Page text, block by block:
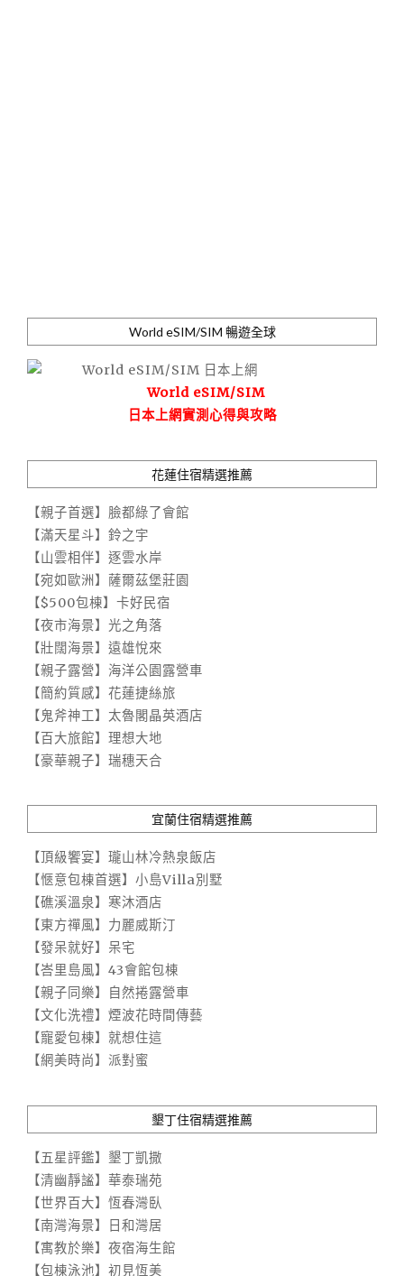
World eSIM/SIM 暢遊全球
World eSIM/SIM
日本上網實測心得與攻略
花蓮住宿精選推薦
【親子首選】臉都綠了會館
【滿天星斗】鈴之宇
【山雲相伴】逐雲水岸
【宛如歐洲】薩爾茲堡莊園
【$500包棟】卡好民宿
【夜市海景】光之角落
【壯闊海景】遠雄悅來
【親子露營】海洋公園露營車
【簡約質感】花蓮捷絲旅
【鬼斧神工】太魯閣晶英酒店
【百大旅館】理想大地
【豪華親子】瑞穗天合
宜蘭住宿精選推薦
【頂級饗宴】瓏山林冷熱泉飯店
【愜意包棟首選】小島Villa別墅
【礁溪溫泉】寒沐酒店
【東方禪風】力麗威斯汀
【發呆就好】呆宅
【峇里島風】43會館包棟
【親子同樂】自然捲露營車
【文化洗禮】煙波花時間傳藝
【寵愛包棟】就想住這
【網美時尚】派對蜜
墾丁住宿精選推薦
【五星評鑑】墾丁凱撒
【清幽靜謐】華泰瑞苑
【世界百大】恆春灣臥
【南灣海景】日和灣居
【寓教於樂】夜宿海生館
【包棟泳池】初見恆美